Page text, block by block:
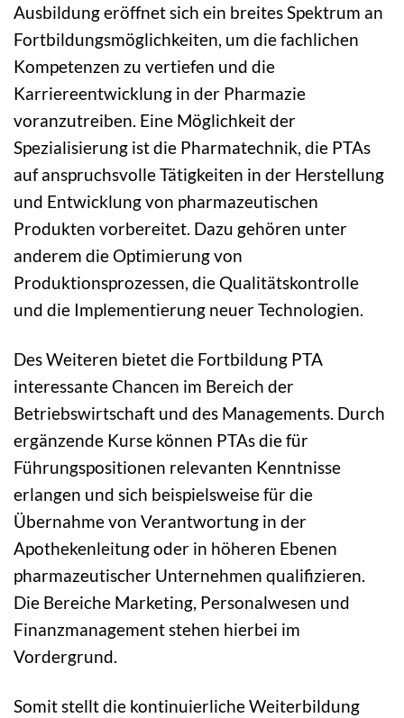
Ausbildung eröffnet sich ein breites Spektrum an
Fortbildungsmöglichkeiten, um die fachlichen
Kompetenzen zu vertiefen und die
Karriereentwicklung in der Pharmazie
voranzutreiben. Eine Möglichkeit der
Spezialisierung ist die Pharmatechnik, die PTAs
auf anspruchsvolle Tätigkeiten in der Herstellung
und Entwicklung von pharmazeutischen
Produkten vorbereitet. Dazu gehören unter
anderem die Optimierung von
Produktionsprozessen, die Qualitätskontrolle
und die Implementierung neuer Technologien.
Des Weiteren bietet die Fortbildung PTA
interessante Chancen im Bereich der
Betriebswirtschaft und des Managements. Durch
ergänzende Kurse können PTAs die für
Führungspositionen relevanten Kenntnisse
erlangen und sich beispielsweise für die
Übernahme von Verantwortung in der
Apothekenleitung oder in höheren Ebenen
pharmazeutischer Unternehmen qualifizieren.
Die Bereiche Marketing, Personalwesen und
Finanzmanagement stehen hierbei im
Vordergrund.
Somit stellt die kontinuierliche Weiterbildung